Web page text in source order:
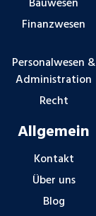
Finanzwesen
Personalwesen &
Administration
Recht
Allgemein
Kontakt
Über uns
Blog